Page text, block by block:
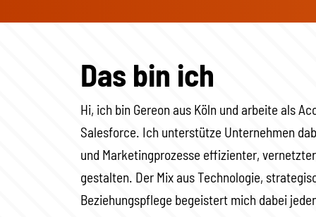
Das bin ich
Hi, ich bin Gereon aus Köln und arbeite als
Salesforce. Ich unterstütze Unternehmen
und Marketingprozesse effizienter,
gestalten. Der Mix aus Technologie,
Beziehungspflege begeistert mich dabei